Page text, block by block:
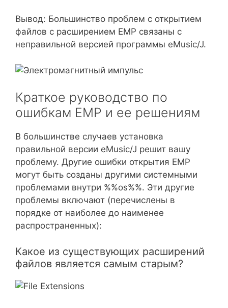
Вывод: Большинство проблем с открытием
файлов с расширением EMP связаны с
неправильной версией программы eMusic/J.
Краткое руководство по
ошибкам EMP и ее решениям
В большинстве случаев установка
правильной версии eMusic/J решит вашу
проблему. Другие ошибки открытия EMP
могут быть созданы другими системными
проблемами внутри %%os%%. Эти другие
проблемы включают (перечислены в
порядке от наиболее до наименее
распространенных):
Какое из существующих расширений
файлов является самым старым?